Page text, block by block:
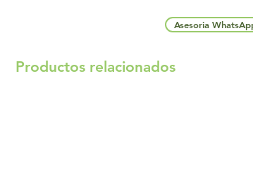
Asesoria
Productos relacionados